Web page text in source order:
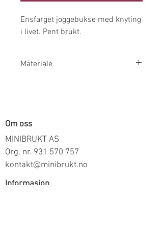
Ensfarget joggebukse med knyting
i livet. Pent brukt.
Materiale
Om oss
MINIBRUKT AS
Org. nr. 931 570 757
kontakt@minibrukt.no
Informasjon